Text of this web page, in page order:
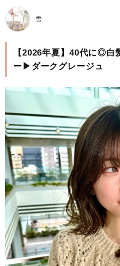
雪
【2026年夏】40代に◎白
ー▶ダークグレージュ